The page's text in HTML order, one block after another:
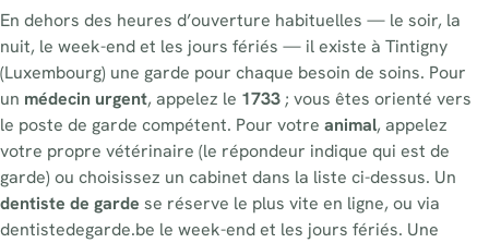
En dehors des heures d’ouverture habituelles — le soir, la
nuit, le week-end et les jours fériés — il existe à Tintigny
(Luxembourg) une garde pour chaque besoin de soins. Pour
un médecin urgent, appelez le 1733; vous êtes orienté vers
le poste de garde compétent. Pour votre animal, appelez
votre propre vétérinaire (le répondeur indique qui est de
garde) ou choisissez un cabinet dans la liste ci-dessus. Un
dentiste de garde se réserve le plus vite en ligne, ou via
dentistedegarde.be le week-end et les jours fériés. Une